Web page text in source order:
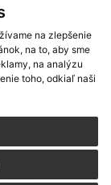
na zlepšenie
na to, aby sme
na analýzu
toho, odkiaľ naši
s využitím RSS
stránok,web portál
domény